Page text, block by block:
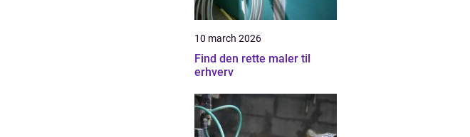
10 march 2026
Find den rette maler til
erhverv